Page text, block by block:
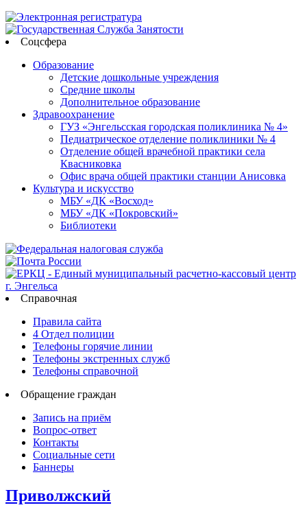
Соцсфера
Образование
Детские дошкольные учреждения
Средние школы
Дополнительное образование
Здравоохранение
ГУЗ «Энгельсская городская поликлиника № 4»
Педиатрическое отделение поликлиники № 4
Отделение общей врачебной практики села
Квасниковка
Офис врача общей практики станции Анисовка
Культура и искусство
МБУ «ДК «Восход»
МБУ «ДК «Покровский»
Библиотеки
Справочная
Правила сайта
4 Отдел полиции
Телефоны горячие линии
Телефоны экстренных служб
Телефоны справочной
Обращение граждан
Запись на приём
Вопрос-ответ
Контакты
Социальные сети
Баннеры
Приволжский